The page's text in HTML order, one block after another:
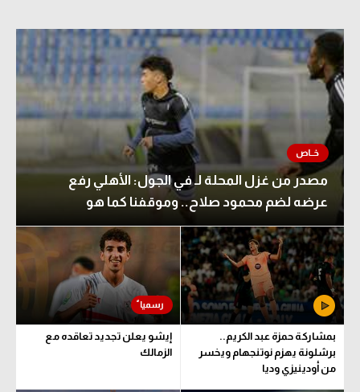
مصدر من غزل المحلة لـ في الجول: الأهلي رفع
عرضه لضم محمود صلاح.. وموقفنا كما هو
بمشاركة حمزة عبد الكريم..
برشلونة يهزم نوتنجهام ويخسر
من أودينيزي وديا
إيشو يعلن تجديد تعاقده مع
الزمالك